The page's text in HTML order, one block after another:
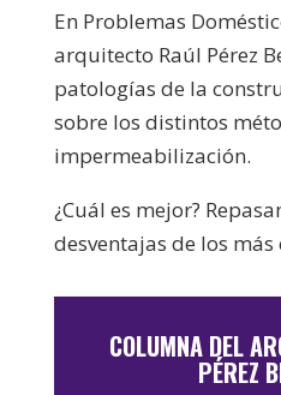
En Problemas
arquitecto Raúl Pérez
patologías de la
sobre los distintos
impermeabilización.
¿Cuál es mejor?
desventajas de los más
COLUMNA DEL
PÉREZ